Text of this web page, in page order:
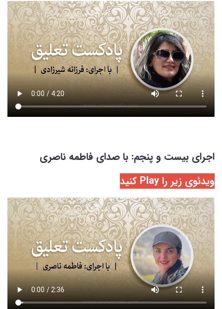
اجرای بیست و پنجم: با صدای فاطمه ناصری
ویدئوی زیر را Play کنید